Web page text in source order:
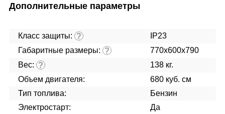
Дополнительные параметры
Класс защиты: ?
IP23
Габаритные размеры: ?
770х600х790
Вес: ?
138 кг.
Объем двигателя:
680 куб. см
Тип топлива:
Бензин
Электростарт:
Да